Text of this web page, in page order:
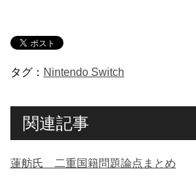
タグ： Nintendo Switch
関連記事
蓮舫氏 二重国籍問題論点まとめ